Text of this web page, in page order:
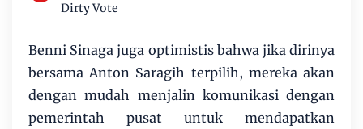
Dirty Vote
Benni Sinaga juga optimistis bahwa jika dirinya
bersama Anton Saragih terpilih, mereka akan
dengan mudah menjalin komunikasi dengan
pemerintah pusat untuk mendapatkan